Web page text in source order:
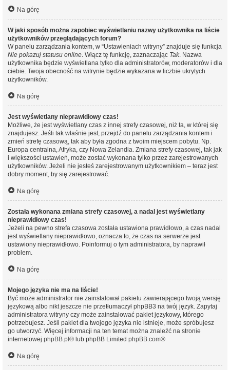
Na górę
W jaki sposób można zapobiec wyświetlaniu nazwy użytkownika na liście
użytkowników przeglądających forum?
W panelu zarządzania kontem, w “Ustawieniach witryny” znajduje się funkcja
Nie pokazuj statusu online. Włącz tę funkcję, zaznaczając Tak. Nazwa
użytkownika będzie wyświetlana tylko dla administratorów, moderatorów i dla
ciebie. Twoja obecność na witrynie będzie wykazana w liczbie ukrytych
użytkowników.
Na górę
Jest wyświetlany nieprawidłowy czas!
Możliwe, że jest wyświetlany czas z innej strefy czasowej, niż ta, w której się
znajdujesz. Jeśli tak właśnie jest, przejdź do panelu zarządzania kontem i
zmień strefę czasową, tak aby była zgodna z twoim miejscem pobytu. Np.
Europa centralna, Afryka, czy Nowa Zelandia. Zmiana strefy czasowej, tak jak
i większości ustawień, może zostać wykonana tylko przez zarejestrowanych
użytkowników. Jeżeli nie jesteś zarejestrowanym użytkownikiem – teraz jest
dobry moment, by się zarejestrować.
Na górę
Została wykonana zmiana strefy czasowej, a nadal jest wyświetlany
nieprawidłowy czas!
Jeżeli na pewno strefa czasowa została ustawiona prawidłowo, a czas nadal
jest wyświetlany nieprawidłowo, oznacza to, że czas na serwerze jest
ustawiony nieprawidłowo. Poinformuj o tym administratora, by naprawił
problem.
Na górę
Mojego języka nie ma na liście!
Być może administrator nie zainstalował pakietu zawierającego twoją wersję
językową albo nikt jeszcze nie przetłumaczył phpBB3 na twój język. Zapytaj
administratora witryny czy może zainstalować pakiet językowy, którego
potrzebujesz. Jeśli pakiet dla twojego języka nie istnieje, może spróbujesz
go utworzyć. Więcej informacji na ten temat można znaleźć na stronie
internetowej phpBB.pl ® lub phpBB Limited phpBB.com®
Na górę